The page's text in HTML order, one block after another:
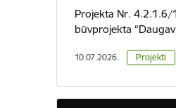
Projekta Nr. 4.2.1.6/
būvprojekta
10.07.2026. Projekti